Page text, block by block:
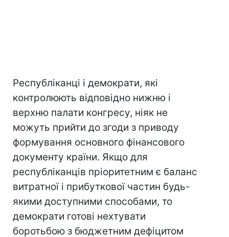
Республіканці і демократи, які
контролюють відповідно нижню і
верхню палати конгресу, ніяк не
можуть прийти до згоди з приводу
формування основного фінансового
документу країни. Якщо для
республіканців пріоритетним є баланс
витратної і прибуткової частин будь-
якими доступними способами, то
демократи готові нехтувати
боротьбою з бюджетним дефіцитом